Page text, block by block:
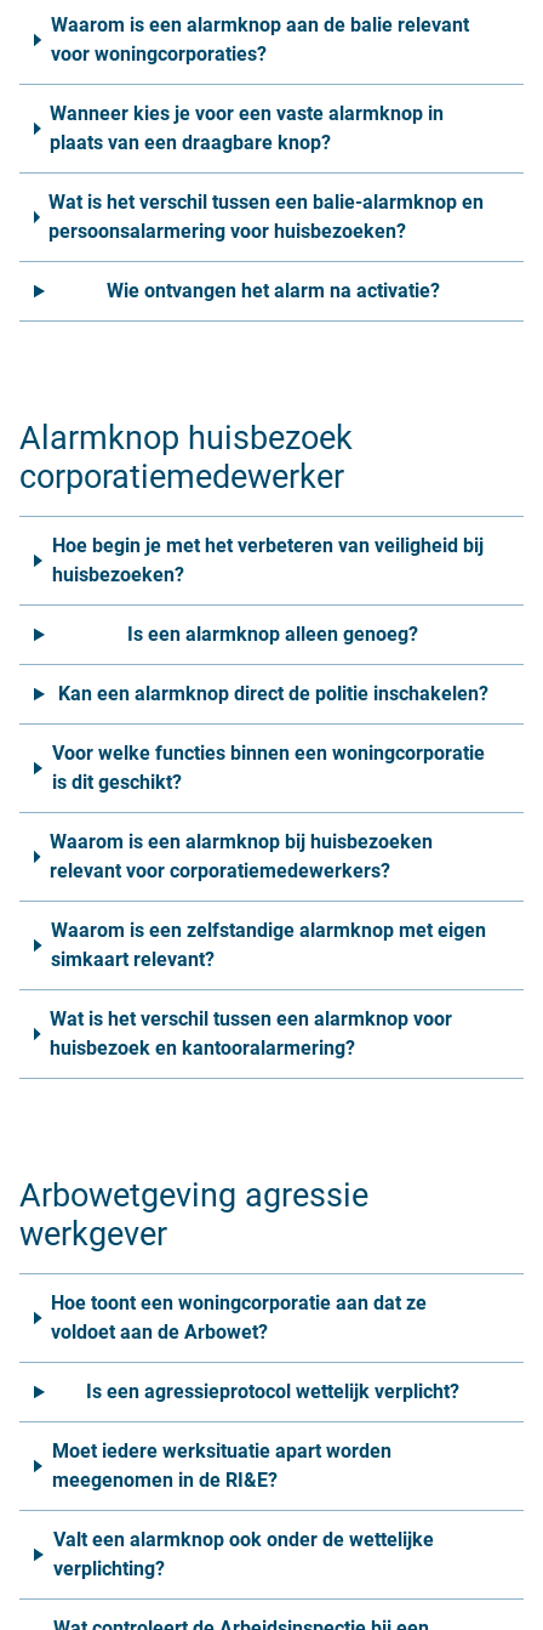
Waarom is een alarmknop aan de balie relevant
voor woningcorporaties?
Wanneer kies je voor een vaste alarmknop in
plaats van een draagbare knop?
Wat is het verschil tussen een balie-alarmknop en
persoonsalarmering voor huisbezoeken?
Wie ontvangen het alarm na activatie?
Alarmknop huisbezoek
corporatiemedewerker
Hoe begin je met het verbeteren van veiligheid bij
huisbezoeken?
Is een alarmknop alleen genoeg?
Kan een alarmknop direct de politie inschakelen?
Voor welke functies binnen een woningcorporatie
is dit geschikt?
Waarom is een alarmknop bij huisbezoeken
relevant voor corporatiemedewerkers?
Waarom is een zelfstandige alarmknop met eigen
simkaart relevant?
Wat is het verschil tussen een alarmknop voor
huisbezoek en kantooralarmering?
Arbowetgeving agressie
werkgever
Hoe toont een woningcorporatie aan dat ze
voldoet aan de Arbowet?
Is een agressieprotocol wettelijk verplicht?
Moet iedere werksituatie apart worden
meegenomen in de RI&E?
Valt een alarmknop ook onder de wettelijke
verplichting?